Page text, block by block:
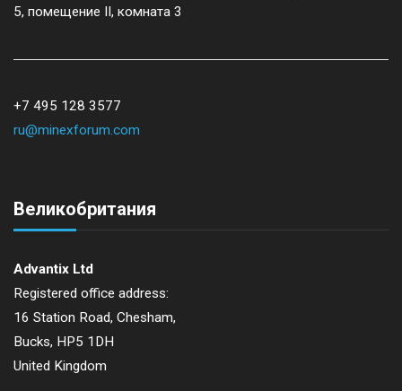
5, помещение II, комната 3
+7 495 128 3577
ru@minexforum.com
Великобритания
Advantix Ltd
Registered office address:
16 Station Road, Chesham,
Bucks, HP5 1DH
United Kingdom